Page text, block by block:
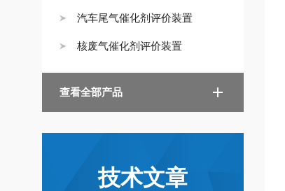
汽车尾气催化剂评价装置
核废气催化剂评价装置
查看全部产品
技术文章